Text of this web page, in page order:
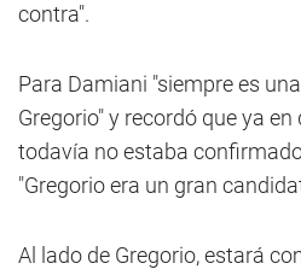
contra".
Para Damiani "siempre es
Gregorio" y recordó que ya
todavía no estaba
"Gregorio era un gran
Al lado de Gregorio, estará